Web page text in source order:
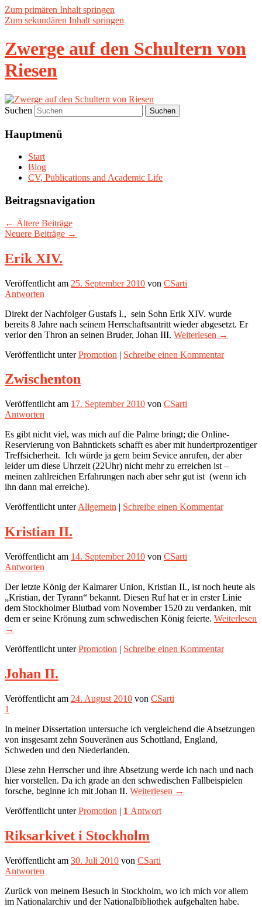
Zum primären Inhalt springen
Zum sekundären Inhalt springen
Zwerge auf den Schultern von
Riesen
Suchen
Hauptmenü
Start
Blog
CV, Publications and Academic Life
Beitragsnavigation
← Ältere Beiträge
Neuere Beiträge →
Erik XIV.
Veröffentlicht am 25. September 2010 von CSarti
Antworten
Direkt der Nachfolger Gustafs I., sein Sohn Erik XIV. wurde
bereits 8 Jahre nach seinem Herrschaftsantritt wieder abgesetzt. Er
verlor den Thron an seinen Bruder, Johan III. Weiterlesen →
Veröffentlicht unter Promotion | Schreibe einen Kommentar
Zwischenton
Veröffentlicht am 17. September 2010 von CSarti
Antworten
Es gibt nicht viel, was mich auf die Palme bringt; die Online-
Reservierung von Bahntickets schafft es aber mit hundertprozentiger
Treffsicherheit. Ich würde ja gern beim Sevice anrufen, der aber
leider um diese Uhrzeit (22Uhr) nicht mehr zu erreichen ist –
meinen zahlreichen Erfahrungen nach aber sehr gut ist (wenn ich
ihn dann mal erreiche).
Veröffentlicht unter Allgemein | Schreibe einen Kommentar
Kristian II.
Veröffentlicht am 14. September 2010 von CSarti
Antworten
Der letzte König der Kalmarer Union, Kristian II., ist noch heute als
„Kristian, der Tyrann“ bekannt. Diesen Ruf hat er in erster Linie
dem Stockholmer Blutbad vom November 1520 zu verdanken, mit
dem er seine Krönung zum schwedischen König feierte. Weiterlesen
→
Veröffentlicht unter Promotion | Schreibe einen Kommentar
Johan II.
Veröffentlicht am 24. August 2010 von CSarti
1
In meiner Dissertation untersuche ich vergleichend die Absetzungen
von insgesamt zehn Souveränen aus Schottland, England,
Schweden und den Niederlanden.
Diese zehn Herrscher und ihre Absetzung werde ich nach und nach
hier vorstellen. Da ich grade an den schwedischen Fallbeispielen
forsche, beginne ich mit Johan II. Weiterlesen →
Veröffentlicht unter Promotion | 1 Antwort
Riksarkivet i Stockholm
Veröffentlicht am 30. Juli 2010 von CSarti
Antworten
Zurück von meinem Besuch in Stockholm, wo ich mich vor allem
im Nationalarchiv und der Nationalbibliothek aufgehalten habe.